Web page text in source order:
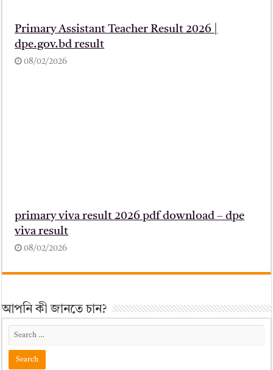
Primary Assistant Teacher Result 2026 |
dpe.gov.bd result
08/02/2026
primary viva result 2026 pdf download – dpe
viva result
08/02/2026
আপনি কী জানতে চান?